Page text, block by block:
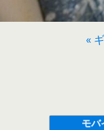
«
モバ